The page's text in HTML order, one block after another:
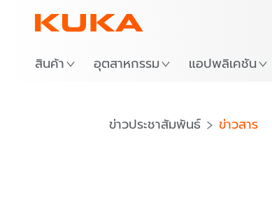
สินค้า อุตสาหกรรม แอปพลิเคชัน
ข่าวประชาสัมพันธ์ ข่าวสาร